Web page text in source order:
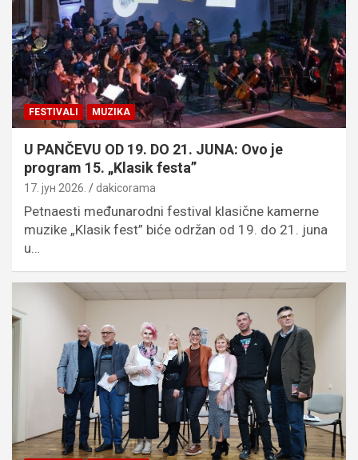
FESTIVALI MUZIKA
U PANČEVU OD 19. DO 21. JUNA: Ovo je
program 15. „Klasik festa”
17. јун 2026. dakicorama
Petnaesti međunarodni festival klasične kamerne
muzike „Klasik fest” biće održan od 19. do 21. juna
u…